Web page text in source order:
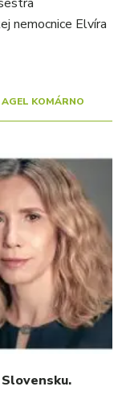
nemocnice Elvíra
KOMÁRNO